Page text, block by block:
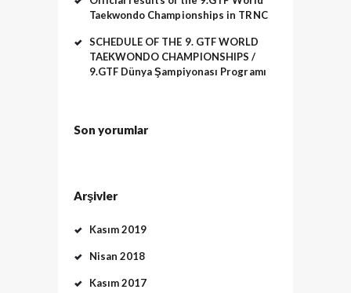
Taekwondo Championships in TRNC
SCHEDULE OF THE 9. GTF WORLD
TAEKWONDO CHAMPIONSHIPS /
9.GTF Dünya Şampiyonası Programı
Son yorumlar
Arşivler
Kasım 2019
Nisan 2018
Kasım 2017